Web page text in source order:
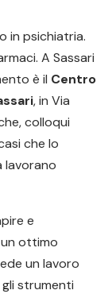
in psichiatria.
A Sassari
è il Centro
, in Via
colloqui
che lo
lavorano
e
ottimo
un lavoro
strumenti